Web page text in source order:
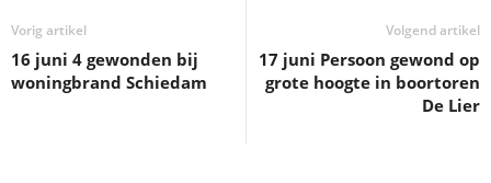
Vorig artikel
16 juni 4 gewonden bij
woningbrand Schiedam
Volgend artikel
17 juni Persoon gewond op
grote hoogte in boortoren
De Lier